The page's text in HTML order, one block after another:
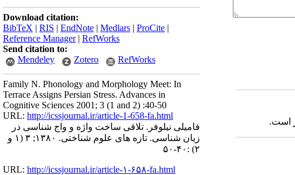
Download citation:
BibTeX | RIS | EndNote | Medlars | ProCite |
Reference Manager| RefWorks
Send citation to:
Mendeley
Zotero RefWorks
Family N. Phonology and Morphology Meet: In
Terrace Assigns Persian Stress. Advances in
Cognitive Sciences 2001; 3 (1 and 2) :40-50
URL: http://icssjournal.ir/article-1-658-fa.html
فامیلی نیلوفر. تلاقی ساخت واژه و واج شناسی در
زبان شناسی. تازه های علوم شناختی. ۱۳۸۰; ۳ (۱ و
۲) :۴۰-۵۰
URL: http://icssjournal.ir/article-۱-۶۵۸-fa.html
است.